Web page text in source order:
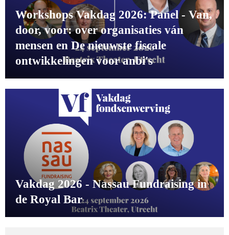
Workshops Vakdag 2026: Panel - Van,
door, voor: over organisaties ván
mensen en De nieuwste fiscale
ontwikkelingen voor anbi's
Vakdag 2026 - Nassau Fundraising in
de Royal Bar